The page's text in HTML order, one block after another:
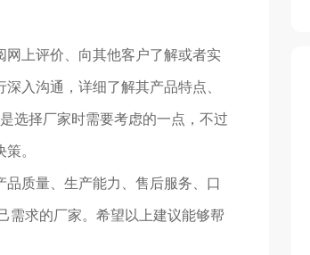
上评价、向其他客户了解或者实
入沟通，详细了解其产品特点、
选择厂家时需要考虑的一点，不过
。
质量、生产能力、售后服务、口
需求的厂家。希望以上建议能够帮